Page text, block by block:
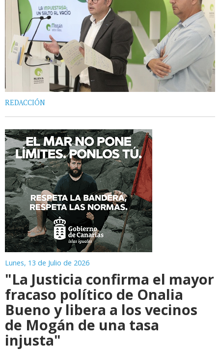
REDACCIÓN
Lunes, 13 de Julio de 2026
"La Justicia confirma el mayor
fracaso político de Onalia
Bueno y libera a los vecinos
de Mogán de una tasa
injusta"